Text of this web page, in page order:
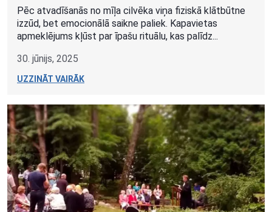
Pēc atvadīšanās no mīļa cilvēka viņa fiziskā klātbūtne
izzūd, bet emocionālā saikne paliek. Kapavietas
apmeklējums kļūst par īpašu rituālu, kas palīdz...
30. jūnijs, 2025
UZZINĀT VAIRĀK